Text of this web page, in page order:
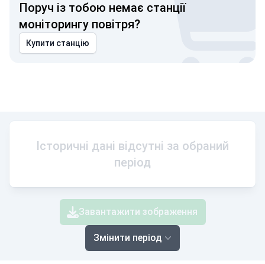
Поруч із тобою немає станції
моніторингу повітря?
Купити станцію
Історичні дані відсутні за обраний
період
Завантажити зображення
Змінити період